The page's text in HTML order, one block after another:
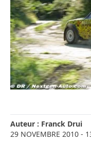
Auteur : Franck Drui
29 NOVEMBRE 2010 -